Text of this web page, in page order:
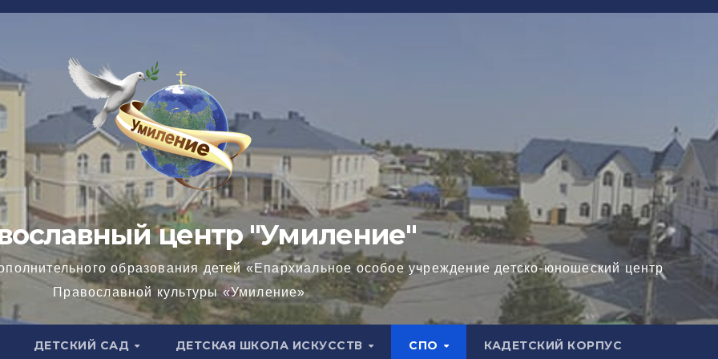
центр "Умиление"
образования детей «Епархиальное особое учреждение детско-юношеский центр
Православной культуры «Умиление»
ДЕТСКИЙ САД ДЕТСКАЯ ШКОЛА ИСКУССТВ СПО КАДЕТСКИЙ КОРПУС